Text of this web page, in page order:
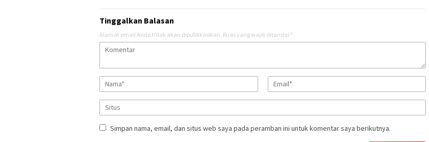
Tinggalkan Balasan
Alamat email Anda tidak akan dipublikasikan. Ruas yang wajib ditandai *
Simpan nama, email, dan situs web saya pada peramban ini untuk komentar saya berikutnya.